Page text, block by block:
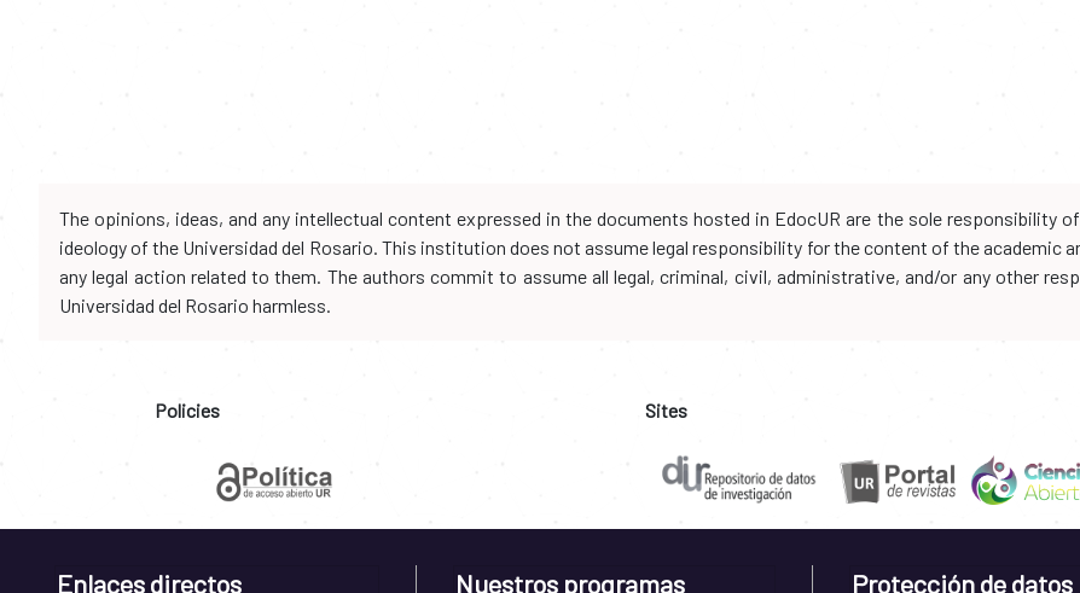
The opinions, ideas, and any intellectual content expressed in the documents hosted in EdocUR are the sole responsibility
ideology of the Universidad del Rosario. This institution does not assume legal responsibility for the content of the academic
any legal action related to them. The authors commit to assume all legal, criminal, civil, administrative, and/or any other
Universidad del Rosario harmless.
Policies Sites
Enlaces directos Nuestros programas Protección de datos